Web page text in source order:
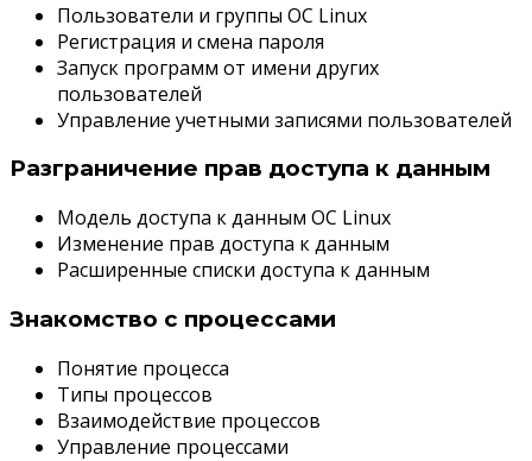
Пользователи и группы OC Linux
Регистрация и смена пароля
Запуск программ от имени других
пользователей
Управление учетными записями пользователей
Разграничение прав доступа к данным
Модель доступа к данным OC Linux
Изменение прав доступа к данным
Расширенные списки доступа к данным
Знакомство с процессами
Понятие процесса
Типы процессов
Взаимодействие процессов
Управление процессами